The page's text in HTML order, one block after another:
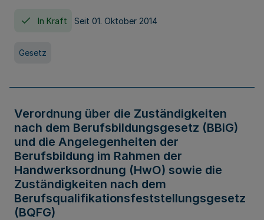
In Kraft Seit 01. Oktober 2014
Gesetz
Verordnung über die Zuständigkeiten
nach dem Berufsbildungsgesetz (BBiG)
und die Angelegenheiten der
Berufsbildung im Rahmen der
Handwerksordnung (HwO) sowie die
Zuständigkeiten nach dem
Berufsqualifikationsfeststellungsgesetz
(BQFG)